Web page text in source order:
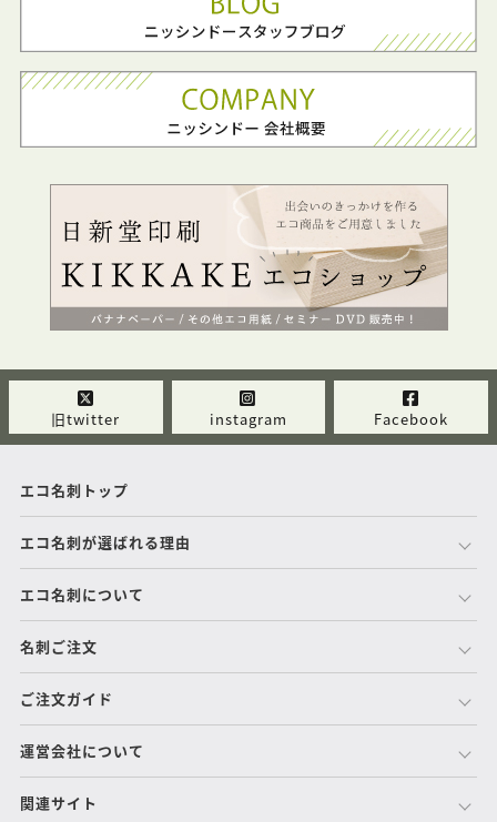
旧twitter instagram Facebook
エコ名刺トップ
エコ名刺が選ばれる理由
エコ名刺について
名刺ご注文
ご注文ガイド
運営会社について
関連サイト